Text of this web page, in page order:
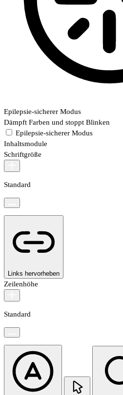
Epilepsie-sicherer Modus
Dämpft Farben und stoppt Blinken
Epilepsie-sicherer Modus
Inhaltsmodule
Schriftgröße
Standard
Links hervorheben
Zeilenhöhe
Standard